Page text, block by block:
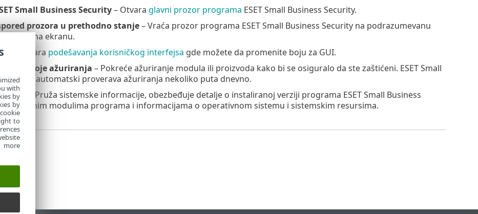
Small Business Security– Otvara glavni prozor programa ESET Small Business Security.
prozora u prethodno stanje– Vraća prozor programa ESET Small Business Security na podrazumevanu
poziciju na ekranu.
– Otvara podešavanja korisničkog interfejsa gde možete da promenite boju za GUI.
li postoje ažuriranja – Pokreće ažuriranje modula ili proizvoda kako bi se osiguralo da ste zaštićeni. ESET Small
Security automatski proverava ažuriranja nekoliko puta dnevno.
– Pruža sistemske informacije, obezbeđuje detalje o instaliranoj verziji programa ESET Small Business
instaliranim modulima programa i informacijama o operativnom sistemu i sistemskim resursima.
with
by
by
to